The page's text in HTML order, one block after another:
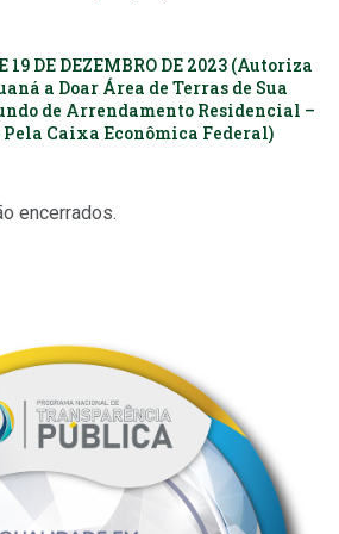
19 DE DEZEMBRO DE 2023 (Autoriza
a Doar Área de Terras de Sua
de Arrendamento Residencial –
Pela Caixa Econômica Federal)
encerrados.